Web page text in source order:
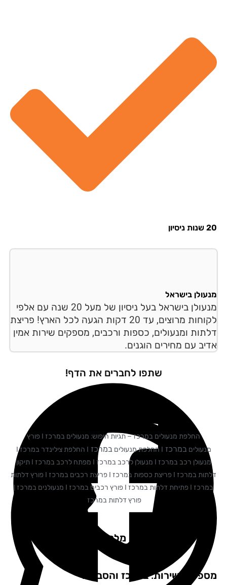
בישראל
מנעולן בישראל בעל ניסיון של מעל 20 שנה עם אלפי
לקוחות מרוצים, עד 20 דקות הגעה לכל הארץ! פריצת
ומנעולים, כספות ורכבים, מספקים שירות אמין
עם מחירים הוגנים.
שתפו לחברים את הדף!
החלפת מנעולים במרכז – תגיות חיפוש: מנעולים במרכז I פורץ
במרכזI החלפת מנעולים במרכז
I החלפת צילינדר במרכז I
מנעולן רכב במרכז I מנעולן לרכב במרכז I מפתח לרכב במרכז I תיקון
דלתות במרכז I פריצת כספות במרכז I פריצת רכבים במרכז I פורץ דלתות
במרכז I פתיחת דלתות במרכז I פורץ רכבים במרכז I מנעולנים במרכז |
פורץ דלתות במרכז
המלצות מלקוחות שלנו
שירות: במרכז והסביבה